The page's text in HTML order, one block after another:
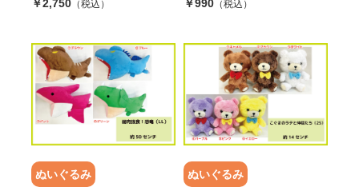
￥2,750 （税込）
￥990 （税込）
ぬいぐるみ ぬいぐるみ